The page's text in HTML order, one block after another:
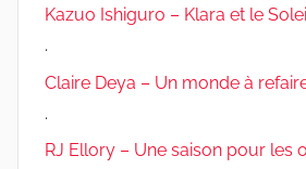
Kazuo Ishiguro – Klara et le
.
Claire Deya – Un monde à
.
RJ Ellory – Une saison pour les